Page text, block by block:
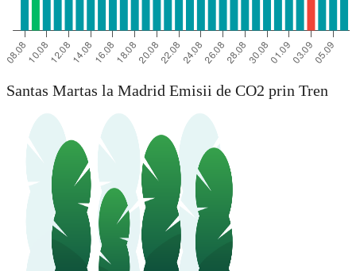
Santas Martas la Madrid Emisii de CO2 prin Tren